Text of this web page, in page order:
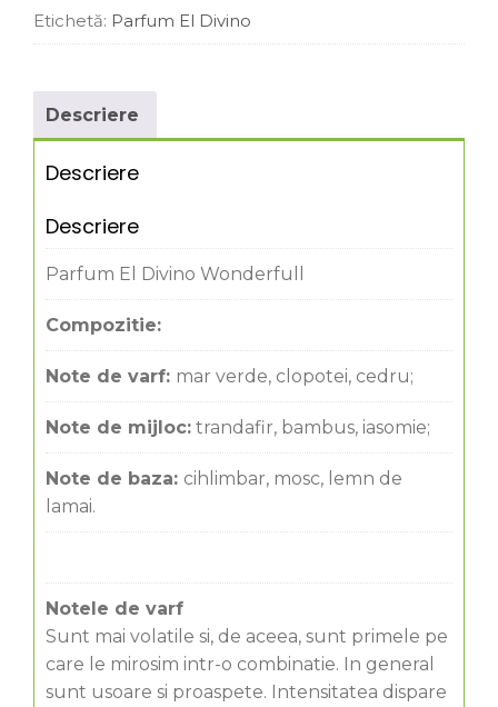
ml
Etichetă: Parfum El Divino
Descriere
Descriere
Descriere
Parfum El Divino Wonderfull
Compozitie:
Note de varf: mar verde, clopotei, cedru;
Note de mijloc: trandafir, bambus, iasomie;
Note de baza: cihlimbar, mosc, lemn de
lamai.
Notele de varf
Sunt mai volatile si, de aceea, sunt primele pe
care le mirosim intr-o combinatie. In general
sunt usoare si proaspete. Intensitatea dispare